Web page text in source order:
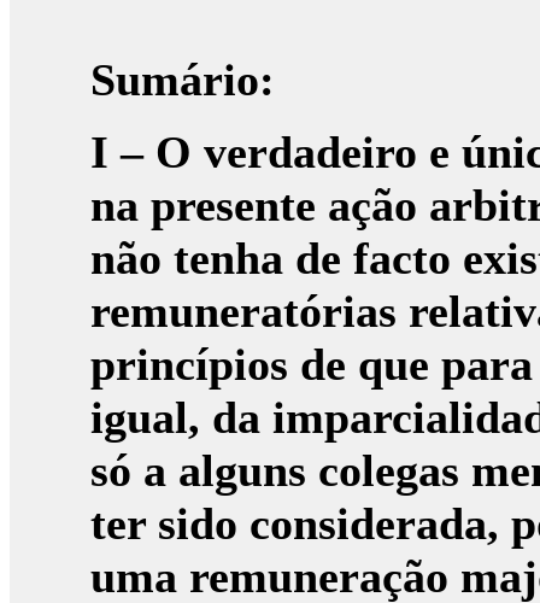
Sumário:
I – Overdadeiro e
na presente ação
não tenha de facto
remuneratórias
princípios de que
igual, da
só a alguns colegas
ter sido considerada,
uma remuneração